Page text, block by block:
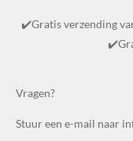
.
r
✔️Gratis verzending
Vragen?
Stuur een e-mail naar